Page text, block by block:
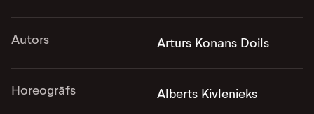
Autors Arturs Konans Doils
Horeogrāfs Alberts Kivlenieks